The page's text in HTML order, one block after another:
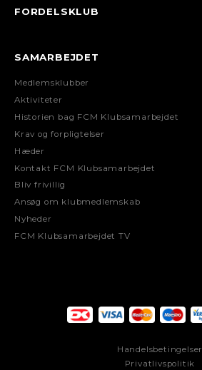
FORDELSKLUB
SAMARBEJDET
Medlemsklubber
Aktiviteter
Historien bag FCM Klubsamarbejdet
Krav og forpligtelser
Hæder
Kontakt FCM Klubsamarbejdet
Bliv frivillig
Ansøg om klubmedlemskab
Nyheder
FCM Klubsamarbejdet TV
Handelsbetingelser
Privatlivspolitik